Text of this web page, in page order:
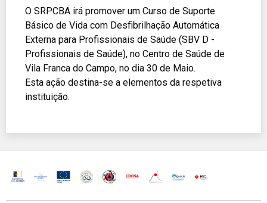
O SRPCBA irá promover um Curso de Suporte
Básico de Vida com Desfibrilhação Automática
Externa para Profissionais de Saúde (SBV D -
Profissionais de Saúde), no Centro de Saúde de
Vila Franca do Campo, no dia 30 de Maio.
Esta ação destina-se a elementos da respetiva
instituição.